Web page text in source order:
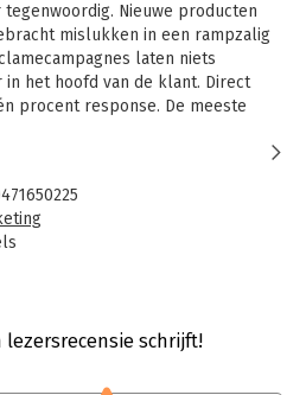
Nieuwe producten
mislukken in een rampzalig
laten niets
het hoofd van de klant. Direct
procent response. De meeste
meer? Philip Kotler identificeert
hedendaagse marketingpraktijk.
lezersrecensie schrijft!